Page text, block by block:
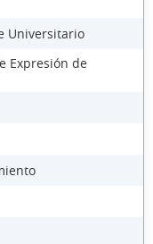
Universitario
Expresión de